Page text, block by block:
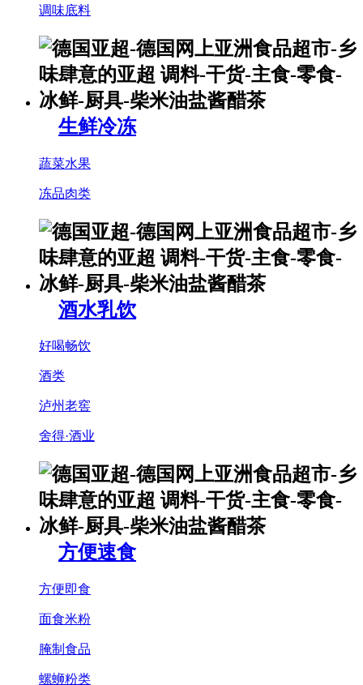
调味底料
生鲜冷冻
蔬菜水果
冻品肉类
酒水乳饮
好喝畅饮
酒类
泸州老窖
舍得·酒业
方便速食
方便即食
面食米粉
腌制食品
螺蛳粉类